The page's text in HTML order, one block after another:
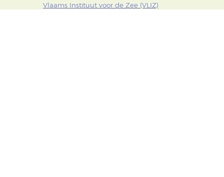
Vlaams Instituut voor de Zee (VLIZ)